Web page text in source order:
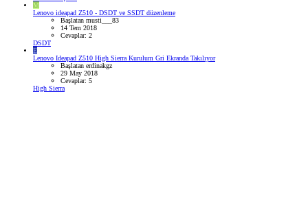
M
Lenovo ideapad Z510 - DSDT ve SSDT düzenleme
Başlatan musti___83
14 Tem 2018
Cevaplar: 2
DSDT
E
Lenovo Ideapad Z510 High Sierra Kurulum Gri Ekranda Takılıyor
Başlatan erdinakgz
29 May 2018
Cevaplar: 5
High Sierra